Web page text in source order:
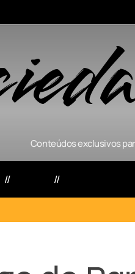
Conteúdos exclusivos